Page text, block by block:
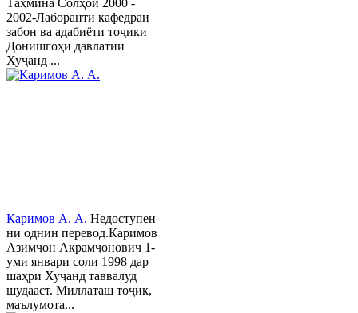
Таҳмина Солҳои 2000 -
2002-Лаборанти кафедраи
забон ва адабиёти тоҷики
Донишгоҳи давлатии
Хуҷанд ...
Каримов А. А. Недоступен
ни однин перевод.Каримов
Азимҷон Акрамҷонович 1-
уми январи соли 1998 дар
шаҳри Хуҷанд таввалуд
шудааст. Миллаташ тоҷик,
маълумота...